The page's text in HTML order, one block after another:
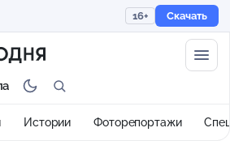
16+ Скачать
Истории Фоторепортажи